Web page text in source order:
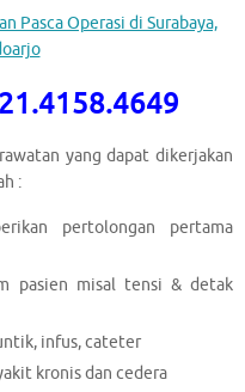
Pasca Operasi di Surabaya,
yang dapat dikerjakan
:
pertolongan pertama
pasien misal tensi & detak
infus, cateter
kronis dan cedera